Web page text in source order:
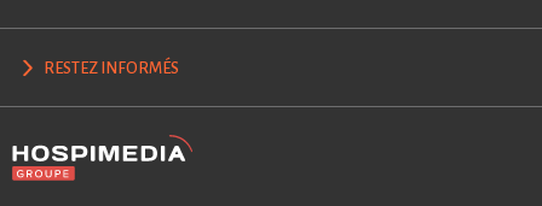
RESTEZ INFORMÉS